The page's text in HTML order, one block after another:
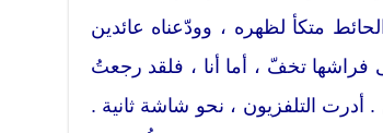
متكأ لظهره ، وودّعناه عائدين
فراشها تخفّ ، أما أنا ، فلقد رجعتُ
أدرت التلفزيون ، نحو شاشة ثانية .